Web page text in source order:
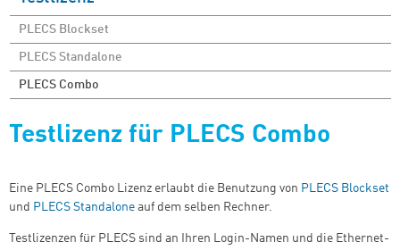
PLECS Blockset
PLECS Standalone
PLECS Combo
Testlizenz für PLECS Combo
Eine PLECS Combo Lizenz erlaubt die Benutzung von PLECS Blockset
und PLECS Standalone auf dem selben Rechner.
Testlizenzen für PLECS sind an Ihren Login-Namen und die Ethernet-